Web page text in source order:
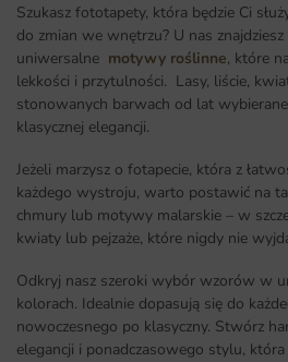
Szukasz fototapety, która będzie Ci
do zmian we wnętrzu? U nas
uniwersalne motywy roślinne, które
lekkości i przytulności. Lasy, liście,
stonowanych barwach od lat
klasycznej elegancji.
Jeżeli marzysz o fotapecie, która z
każdego wystroju, warto postawić na
chmury lub motywy malarskie – w
kwiaty lub pejzaże, które nigdy nie
Odkryj nasz szeroki wybór wzorów w
kolorach. Idealnie dopasują się do
nowoczesnego po klasyczny. Stwórz
elegancji i ponadczasowego stylu,